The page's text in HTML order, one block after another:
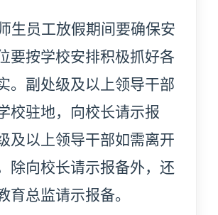
生员工放假期间要确保安
要按学校安排积极抓好各
。副处级及以上领导干部
校驻地，向校长请示报
及以上领导干部如需离开
除向校长请示报备外，还
育总监请示报备。